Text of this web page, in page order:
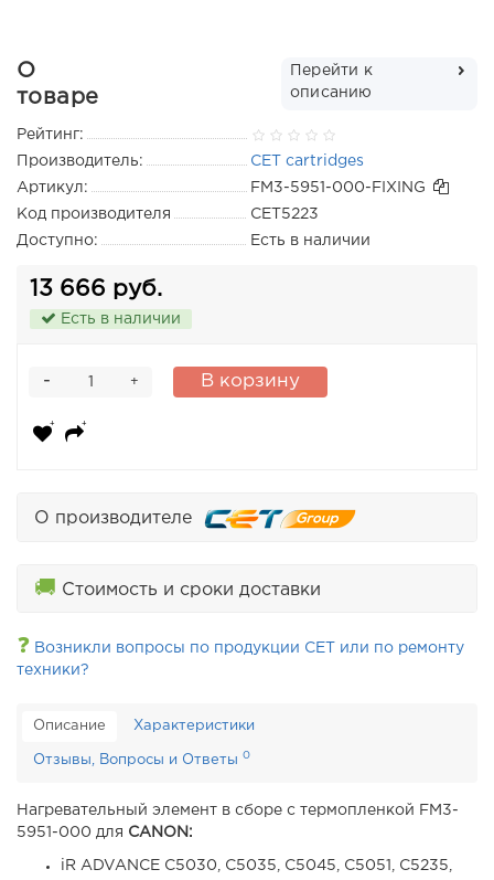
О
товаре
Перейти к
описанию
Рейтинг:
Производитель:
CET cartridges
Артикул:
FM3-5951-000-FIXING
Код производителя
CET5223
Доступно:
Есть в наличии
13 666 руб.
Есть в наличии
+
- В корзину
О производителе
🚚 Стоимость и сроки доставки
❓ Возникли вопросы по продукции CET или по ремонту
техники?
Описание Характеристики
Отзывы, Вопросы и Ответы 0
Нагревательный элемент в сборе с термопленкой FM3-
5951-000 для CANON:
iR ADVANCE C5030, C5035, C5045, C5051, C5235,